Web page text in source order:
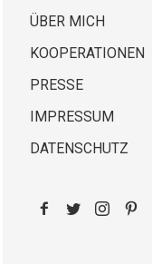
ÜBER MICH
KOOPERATIONEN
PRESSE
IMPRESSUM
DATENSCHUTZ